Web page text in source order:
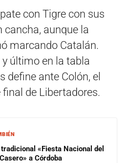
con Tigre con sus
cancha, aunque la
marcando Catalán.
último en la tabla
define ante Colón, el
de Libertadores.
«Fiesta Nacional del
a Córdoba